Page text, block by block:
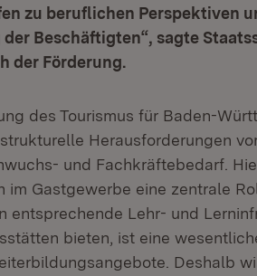
zu beruflichen Perspektiven
Beschäftigten“, sagte
der Förderung.
des Tourismus für Baden-
Herausforderungen
und Fachkräftebedarf.
Gastgewerbe eine zentrale
entsprechende Lehr- und
bieten, ist eine
Deshalb